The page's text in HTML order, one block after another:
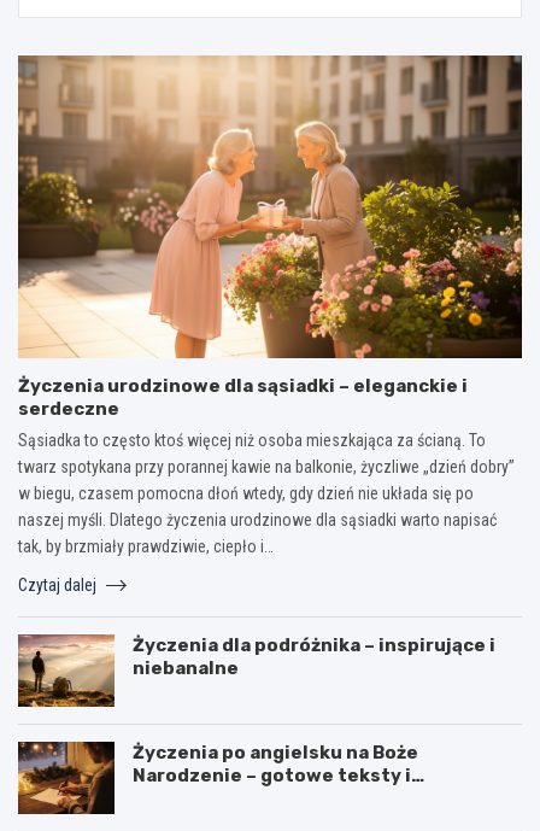
Życzenia urodzinowe dla sąsiadki – eleganckie i
serdeczne
Sąsiadka to często ktoś więcej niż osoba mieszkająca za ścianą. To
twarz spotykana przy porannej kawie na balkonie, życzliwe „dzień dobry”
w biegu, czasem pomocna dłoń wtedy, gdy dzień nie układa się po
naszej myśli. Dlatego życzenia urodzinowe dla sąsiadki warto napisać
tak, by brzmiały prawdziwie, ciepło i…
Czytaj dalej
Życzenia dla podróżnika – inspirujące i
niebanalne
Życzenia po angielsku na Boże
Narodzenie – gotowe teksty i